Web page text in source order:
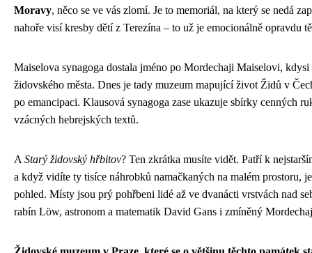
Moravy, něco se ve vás zlomí. Je to memoriál, na který se nedá
nahoře visí kresby dětí z Terezína – to už je emocionálně opravdu
Maiselova synagoga dostala jméno po Mordechaji Maiselovi,
židovského města. Dnes je tady muzeum mapující život Židů v
po emancipaci. Klausová synagoga zase ukazuje sbírky cenných
vzácných hebrejských textů.
A Starý židovský hřbitov? Ten zkrátka musíte vidět. Patří k
a když vidíte ty tisíce náhrobků namačkaných na malém prostoru,
pohled. Místy jsou prý pohřbeni lidé až ve dvanácti vrstvách nad
rabín Löw, astronom a matematik David Gans i zmíněný